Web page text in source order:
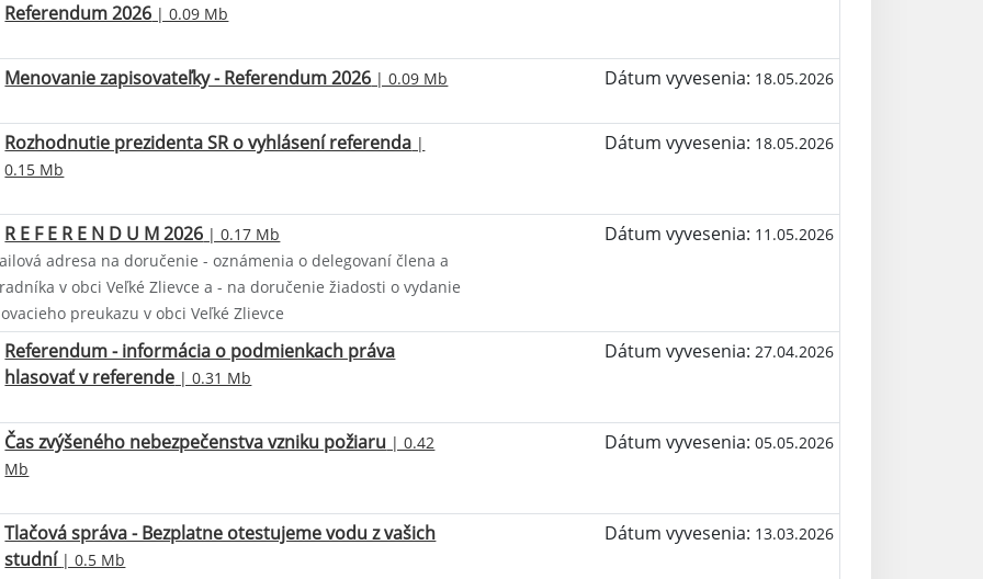
Referendum 2026 | 0.09 Mb
Menovanie zapisovateľky - Referendum 2026 | 0.09 Mb Dátum vyvesenia: 18.05.2026
Rozhodnutie prezidenta SR o vyhlásení referenda |
0.15 Mb
Dátum vyvesenia: 18.05.2026
R E F E R E N D U M 2026 | 0.17 Mb Dátum vyvesenia: 11.05.2026
adresa na doručenie - oznámenia o delegovaní člena a
v obci Veľké Zlievce a - na doručenie žiadosti o vydanie
preukazu v obci Veľké Zlievce
Referendum - informácia o podmienkach práva
hlasovať v referende | 0.31 Mb
Dátum vyvesenia: 27.04.2026
Čas zvýšeného nebezpečenstva vzniku požiaru | 0.42
Mb
Dátum vyvesenia: 05.05.2026
Tlačová správa - Bezplatne otestujeme vodu z vašich
studní | 0.5 Mb
Dátum vyvesenia: 13.03.2026